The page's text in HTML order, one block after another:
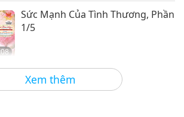
Xem thêm
Sức Mạnh Của Tình Thương, Phần
1/5
2026-08-08